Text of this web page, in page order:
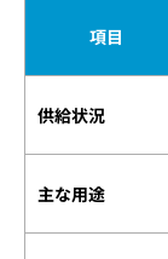
項目
供給状況
主な用途